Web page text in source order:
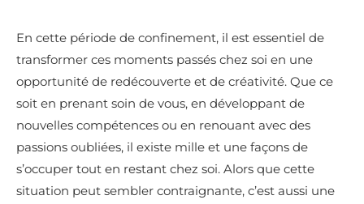
En cette période de confinement, il est essentiel de
transformer ces moments passés chez soi en une
opportunité de redécouverte et de créativité. Que ce
soit en prenant soin de vous, en développant de
nouvelles compétences ou en renouant avec des
passions oubliées, il existe mille et une façons de
s’occuper tout en restant chez soi. Alors que cette
situation peut sembler contraignante, c’est aussi une